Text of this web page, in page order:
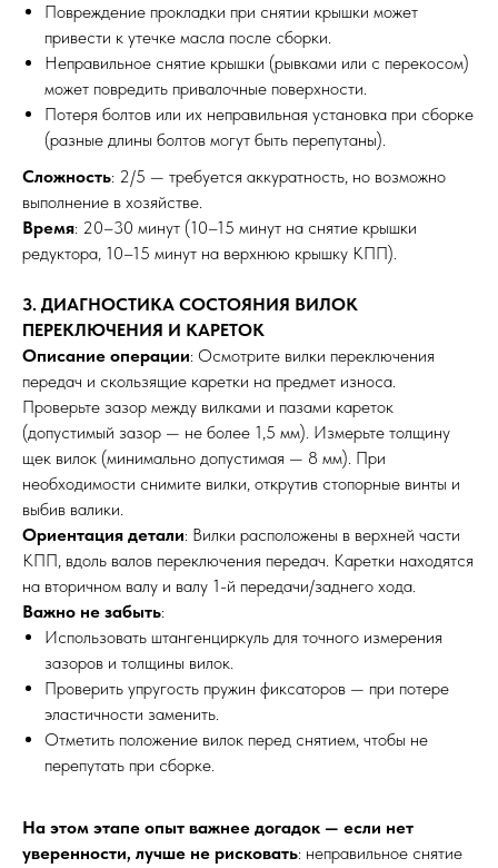
Повреждение прокладки при снятии крышки может
привести к утечке масла после сборки.
Неправильное снятие крышки (рывками или с перекосом)
может повредить привалочные поверхности.
Потеря болтов или их неправильная установка при сборке
(разные длины болтов могут быть перепутаны).
Сложность: 2/5 — требуется аккуратность, но возможно
выполнение в хозяйстве.
Время: 20–30 минут (10–15 минут на снятие крышки
редуктора, 10–15 минут на верхнюю крышку КПП).
3. ДИАГНОСТИКА СОСТОЯНИЯ ВИЛОК
ПЕРЕКЛЮЧЕНИЯ И КАРЕТОК
Описание операции: Осмотрите вилки переключения
передач и скользящие каретки на предмет износа.
Проверьте зазор между вилками и пазами кареток
(допустимый зазор — не более 1,5 мм). Измерьте толщину
щек вилок (минимально допустимая — 8 мм). При
необходимости снимите вилки, открутив стопорные винты и
выбив валики.
Ориентация детали: Вилки расположены в верхней части
КПП, вдоль валов переключения передач. Каретки находятся
на вторичном валу и валу 1-й передачи/заднего хода.
Важно не забыть:
Использовать штангенциркуль для точного измерения
зазоров и толщины вилок.
Проверить упругость пружин фиксаторов — при потере
эластичности заменить.
Отметить положение вилок перед снятием, чтобы не
перепутать при сборке.
На этом этапе опыт важнее догадок — если нет
уверенности, лучше не рисковать: неправильное снятие